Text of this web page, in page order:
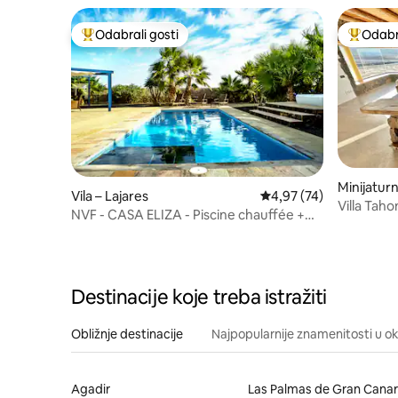
Među najviše rangiranima s oznakom „Odabrali gosti”
Odabrali gosti
Vila – Lajares Prosječna ocjena:
4,97 (74)
NVF - CASA ELIZA - Piscine chauffée +
Među
de Gran
Villa
Destinacije koje treba istražiti
Obližnje destinacije Najpopularnije znamenitosti u
Agadir
Las Palmas de Gran